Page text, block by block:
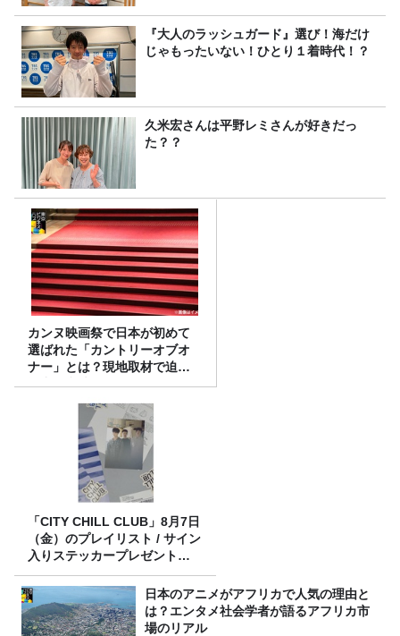
『大人のラッシュガード』選び！海だけ
じゃもったいない！ひとり１着時代！？
久米宏さんは平野レミさんが好きだっ
た？？
カンヌ映画祭で日本が初めて
選ばれた「カントリーオブオ
ナー」とは？現地取材で迫る
選出の意味
「CITY CHILL CLUB」8月7日
（金）のプレイリスト / サイン
入りステッカープレゼント有
り
日本のアニメがアフリカで人気の理由と
は？エンタメ社会学者が語るアフリカ市
場のリアル